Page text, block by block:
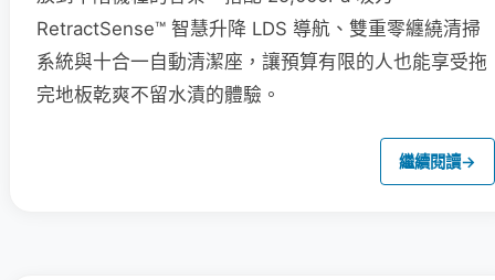
RetractSense™ 智慧升降 LDS 導航、雙重零纏繞清掃
系統與十合一自動清潔座，讓預算有限的人也能享受拖
完地板乾爽不留水漬的體驗。
繼續閱讀→